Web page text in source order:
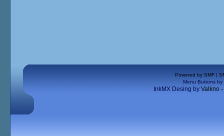
Powered by SMF |
Menu Buttons by
InkMX Desing by Valkno